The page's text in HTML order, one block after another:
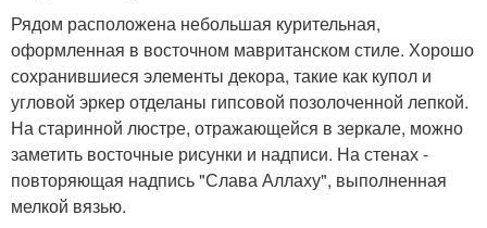
Рядом расположена небольшая курительная,
оформленная в восточном мавританском стиле. Хорошо
сохранившиеся элементы декора, такие как купол и
угловой эркер отделаны гипсовой позолоченной лепкой.
На старинной люстре, отражающейся в зеркале, можно
заметить восточные рисунки и надписи. На стенах -
повторяющая надпись "Слава Аллаху", выполненная
мелкой вязью.